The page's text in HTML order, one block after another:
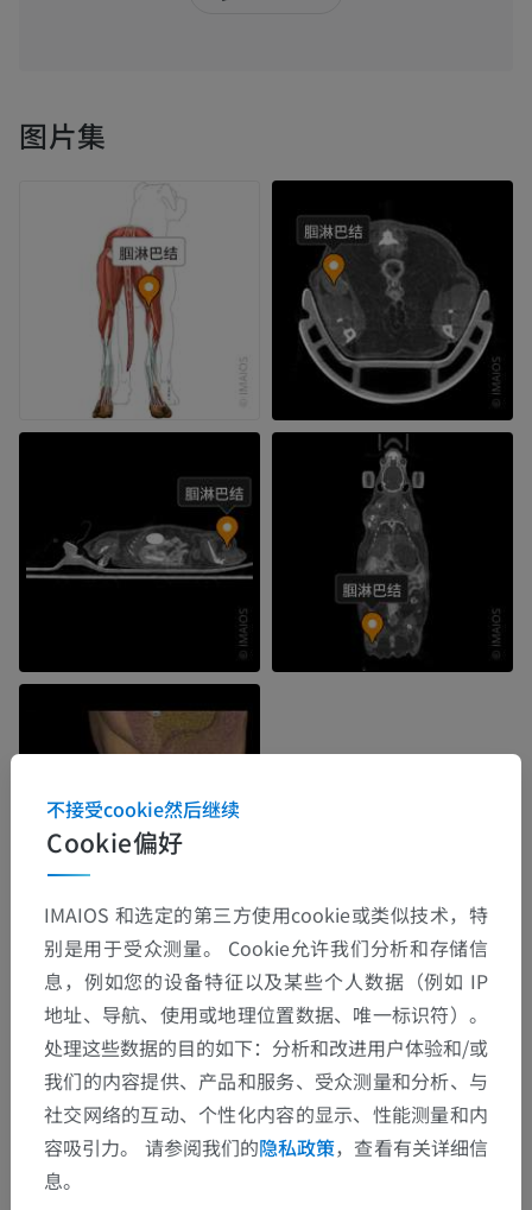
图片集
解剖层次
动物解剖学
脉管学> 淋巴系统> 淋巴结> 腘淋巴中心>
腘淋巴结
Cookie偏好
不接受cookie然后继续
IMAIOS 和选定的第三方使用cookie或类似技术，特
别是用于受众测量。 Cookie允许我们分析和存储信
息，例如您的设备特征以及某些个人数据（例如 IP
地址、导航、使用或地理位置数据、唯一标识符）。
处理这些数据的目的如下：分析和改进用户体验和/或
我们的内容提供、产品和服务、受众测量和分析、与
社交网络的互动、个性化内容的显示、性能测量和内
容吸引力。 请参阅我们的隐私政策，查看有关详细信
息。